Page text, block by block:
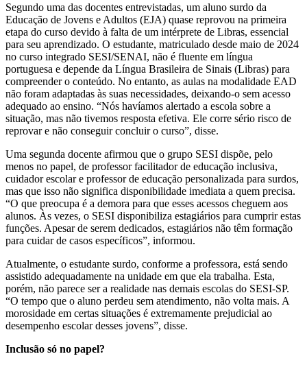
Segundo uma das docentes entrevistadas, um aluno surdo da
Educação de Jovens e Adultos (EJA) quase reprovou na primeira
etapa do curso devido à falta de um intérprete de Libras, essencial
para seu aprendizado. O estudante, matriculado desde maio de 2024
no curso integrado SESI/SENAI, não é fluente em língua
portuguesa e depende da Língua Brasileira de Sinais (Libras) para
compreender o conteúdo. No entanto, as aulas na modalidade EAD
não foram adaptadas às suas necessidades, deixando-o sem acesso
adequado ao ensino. “Nós havíamos alertado a escola sobre a
situação, mas não tivemos resposta efetiva. Ele corre sério risco de
reprovar e não conseguir concluir o curso”, disse.
Uma segunda docente afirmou que o grupo SESI dispõe, pelo
menos no papel, de professor facilitador de educação inclusiva,
cuidador escolar e professor de educação personalizada para surdos,
mas que isso não significa disponibilidade imediata a quem precisa.
“O que preocupa é a demora para que esses acessos cheguem aos
alunos. Às vezes, o SESI disponibiliza estagiários para cumprir estas
funções. Apesar de serem dedicados, estagiários não têm formação
para cuidar de casos específicos”, informou.
Atualmente, o estudante surdo, conforme a professora, está sendo
assistido adequadamente na unidade em que ela trabalha. Esta,
porém, não parece ser a realidade nas demais escolas do SESI-SP.
“O tempo que o aluno perdeu sem atendimento, não volta mais. A
morosidade em certas situações é extremamente prejudicial ao
desempenho escolar desses jovens”, disse.
Inclusão só no papel?